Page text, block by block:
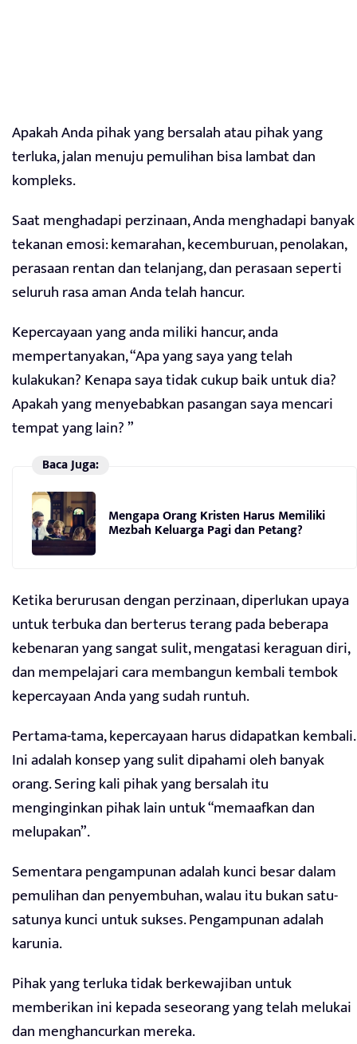
Apakah Anda pihak yang bersalah atau pihak yang
terluka, jalan menuju pemulihan bisa lambat dan
kompleks.
Saat menghadapi perzinaan, Anda menghadapi banyak
tekanan emosi: kemarahan, kecemburuan, penolakan,
perasaan rentan dan telanjang, dan perasaan seperti
seluruh rasa aman Anda telah hancur.
Kepercayaan yang anda miliki hancur, anda
mempertanyakan, “Apa yang saya yang telah
kulakukan? Kenapa saya tidak cukup baik untuk dia?
Apakah yang menyebabkan pasangan saya mencari
tempat yang lain? ”
Baca Juga:
Mengapa Orang Kristen Harus Memiliki
Mezbah Keluarga Pagi dan Petang?
Ketika berurusan dengan perzinaan, diperlukan upaya
untuk terbuka dan berterus terang pada beberapa
kebenaran yang sangat sulit, mengatasi keraguan diri,
dan mempelajari cara membangun kembali tembok
kepercayaan Anda yang sudah runtuh.
Pertama-tama, kepercayaan harus didapatkan kembali.
Ini adalah konsep yang sulit dipahami oleh banyak
orang. Sering kali pihak yang bersalah itu
menginginkan pihak lain untuk “memaafkan dan
melupakan”.
Sementara pengampunan adalah kunci besar dalam
pemulihan dan penyembuhan, walau itu bukan satu-
satunya kunci untuk sukses. Pengampunan adalah
karunia.
Pihak yang terluka tidak berkewajiban untuk
memberikan ini kepada seseorang yang telah melukai
dan menghancurkan mereka.